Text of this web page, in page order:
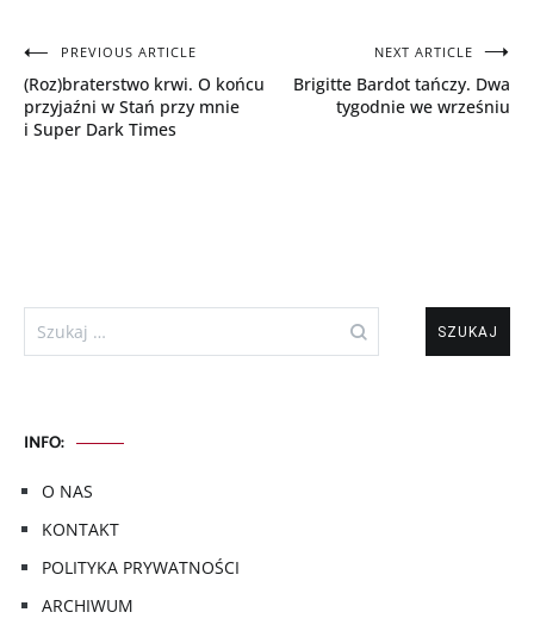
Nawigacja
wpisu
PREVIOUS ARTICLE
(Roz)braterstwo krwi. O końcu
przyjaźni w Stań przy mnie
i Super Dark Times
NEXT ARTICLE
Brigitte Bardot tańczy. Dwa
tygodnie we wrześniu
Szukaj:
INFO:
O NAS
KONTAKT
POLITYKA PRYWATNOŚCI
ARCHIWUM